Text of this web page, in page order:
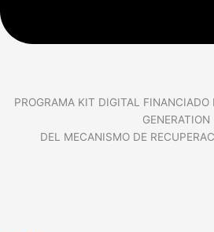
PROGRAMA KIT DIGITAL FINANCIADO
GENERATION
DEL MECANISMO DE